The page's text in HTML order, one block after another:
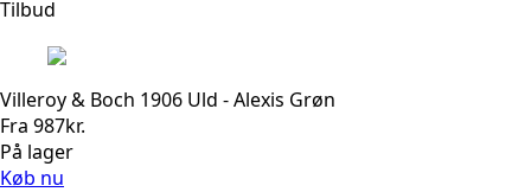
Tilbud
Villeroy & Boch 1906 Uld - Alexis Grøn
Fra 987kr.
På lager
Køb nu